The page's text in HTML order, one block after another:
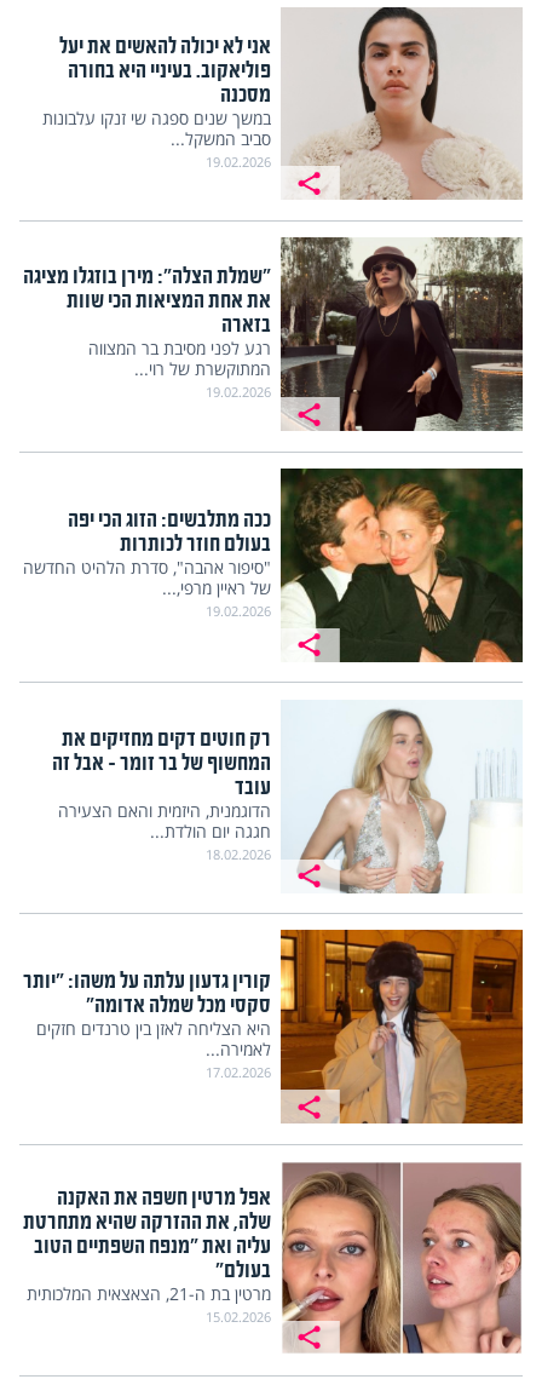
אני לא יכולה להאשים את יעל
פוליאקוב. בעיניי היא בחורה
מסכנה
במשך שנים ספגה שי זנקו עלבונות
סביב המשקל...
19.02.2026
"שמלת הצלה": מירן בוזגלו מציגה
את אחת המציאות הכי שוות
בזארה
רגע לפני מסיבת בר המצווה
המתוקשרת של רוי...
19.02.2026
ככה מתלבשים: הזוג הכי יפה
בעולם חוזר לכותרות
"סיפור אהבה", סדרת הלהיט החדשה
של ראיין מרפי,...
19.02.2026
רק חוטים דקים מחזיקים את
המחשוף של בר זומר – אבל זה
עובד
הדוגמנית, היזמית והאם הצעירה
חגגה יום הולדת...
18.02.2026
קורין גדעון עלתה על משהו: "יותר
סקסי מכל שמלה אדומה"
היא הצליחה לאזן בין טרנדים חזקים
לאמירה...
17.02.2026
אפל מרטין חשפה את האקנה
שלה, את ההזרקה שהיא מתחרטת
עליה ואת "מנפח השפתיים הטוב
בעולם"
מרטין בת ה-21, הצאצאית המלכותית
של גווינת'...
15.02.2026